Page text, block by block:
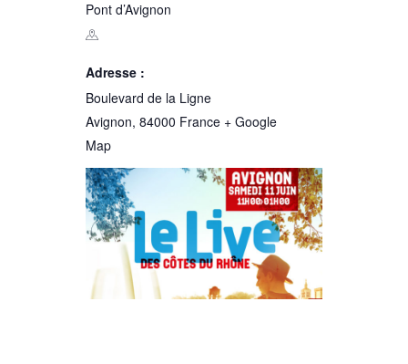
Pont d’Avignon
Adresse :
Boulevard de la Ligne
Avignon, 84000 France + Google
Map